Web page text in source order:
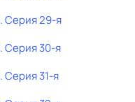
. Серия 29-я
. Серия 30-я
. Серия 31-я